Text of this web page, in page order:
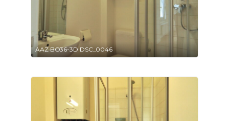
AAZ BO36-3D DSC_0046